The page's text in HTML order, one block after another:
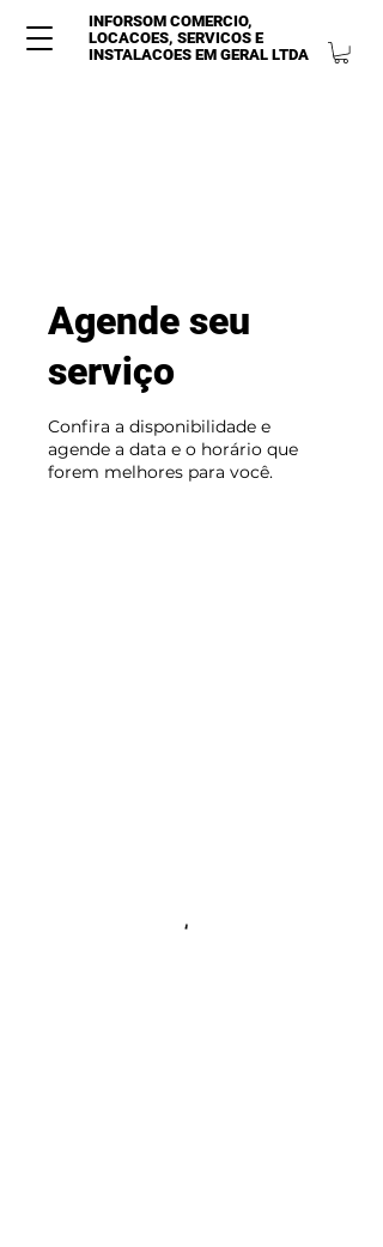
INFORSOM COMERCIO,
LOCACOES, SERVICOS E
INSTALACOES EM GERAL LTDA
Agende seu
serviço
Confira a disponibilidade e
agende a data e o horário que
forem melhores para você.